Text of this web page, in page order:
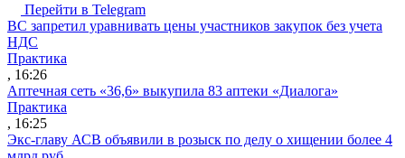
Перейти в Telegram
ВС запретил уравнивать цены участников закупок без учета
НДС
Практика
, 16:26
Аптечная сеть «36,6» выкупила 83 аптеки «Диалога»
Практика
, 16:25
Экс-главу АСВ объявили в розыск по делу о хищении более 4